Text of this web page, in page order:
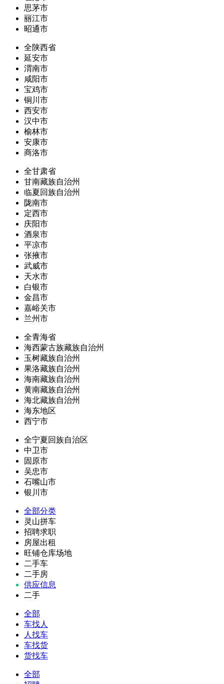
思茅市
丽江市
昭通市
全陕西省
延安市
渭南市
咸阳市
宝鸡市
铜川市
西安市
汉中市
榆林市
安康市
商洛市
全甘肃省
甘南藏族自治州
临夏回族自治州
陇南市
定西市
庆阳市
酒泉市
平凉市
张掖市
武威市
天水市
白银市
金昌市
嘉峪关市
兰州市
全青海省
海西蒙古族藏族自治州
玉树藏族自治州
果洛藏族自治州
海南藏族自治州
黄南藏族自治州
海北藏族自治州
海东地区
西宁市
全宁夏回族自治区
中卫市
固原市
吴忠市
石嘴山市
银川市
全部分类
灵山拼车
招聘求职
房屋出租
旺铺仓库场地
二手车
二手房
供应信息
二手
全部
车找人
人找车
车找货
货找车
全部